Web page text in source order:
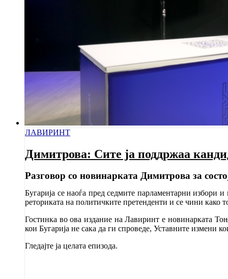
ЛАВИРИНТ
Димитрова: Сите ја поддржаа
Разговор со новинарката Димитрова за
Бугарија се наоѓа пред седмите парламентарни избори
реториката на политичките претенденти и се чини како
Гостинка во ова издание на Лавиринт е новинарката
кои Бугарија не сака да ги спроведе, Уставните измени
Гледајте ја целата епизода.